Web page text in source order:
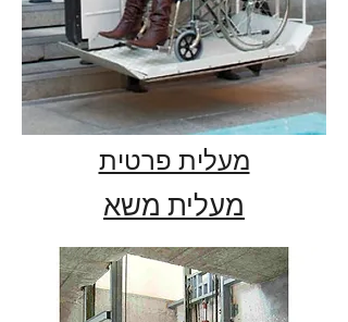
מעלית פרטית
מעלית משא